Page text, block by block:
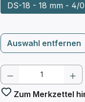
DS-18 - 18 mm - 4/
Auswahl entfernen
Produkt
Zum Merkzettel